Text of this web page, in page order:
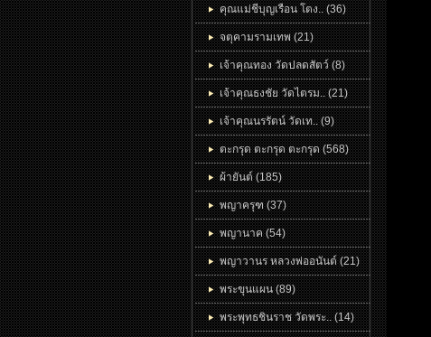
คุณแม่ชีบุญเรือน โตง.. (36)
จตุคามรามเทพ (21)
เจ้าคุณทอง วัดปลดสัตว์ (8)
เจ้าคุณธงชัย วัดไตรม.. (21)
เจ้าคุณนรรัตน์ วัดเท.. (9)
ตะกรุด ตะกรุด ตะกรุด (568)
ผ้ายันต์ (185)
พญาครุฑ (37)
พญานาค (54)
พญาวานร หลวงพ่ออนันต์ (21)
พระขุนแผน (89)
พระพุทธชินราช วัดพระ.. (14)